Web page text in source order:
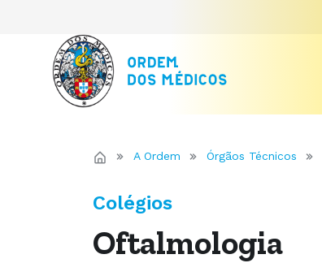
A Ordem Órgãos Técnicos
Colégios
Oftalmologia